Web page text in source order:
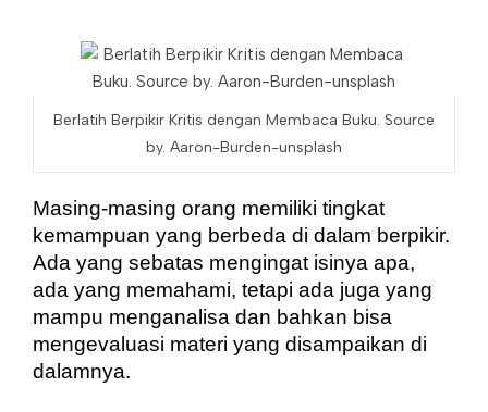
Berlatih Berpikir Kritis dengan Membaca Buku. Source
by. Aaron-Burden-unsplash
Masing-masing orang memiliki tingkat
kemampuan yang berbeda di dalam berpikir.
Ada yang sebatas mengingat isinya apa,
ada yang memahami, tetapi ada juga yang
mampu menganalisa dan bahkan bisa
mengevaluasi materi yang disampaikan di
dalamnya.